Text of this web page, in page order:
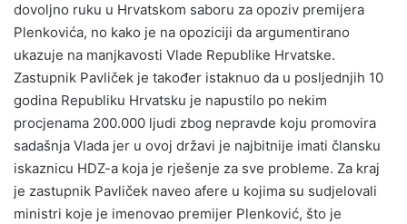
dovoljno ruku u Hrvatskom saboru za opoziv premijera
Plenkovića, no kako je na opoziciji da argumentirano
ukazuje na manjkavosti Vlade Republike Hrvatske.
Zastupnik Pavliček je također istaknuo da u posljednjih 10
godina Republiku Hrvatsku je napustilo po nekim
procjenama 200.000 ljudi zbog nepravde koju promovira
sadašnja Vlada jer u ovoj državi je najbitnije imati člansku
iskaznicu HDZ-a koja je rješenje za sve probleme. Za kraj
je zastupnik Pavliček naveo afere u kojima su sudjelovali
ministri koje je imenovao premijer Plenković, što je